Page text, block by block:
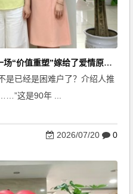
谁说30+是相亲“困难户”？她用一场“价值重塑”嫁给了爱情原本的样子
是已经是困难户了？介绍人推
这是90年 ...
2026/07/20 0